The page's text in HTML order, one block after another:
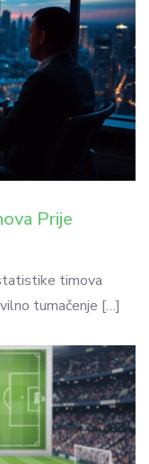
Prije
timova
tumačenje […]